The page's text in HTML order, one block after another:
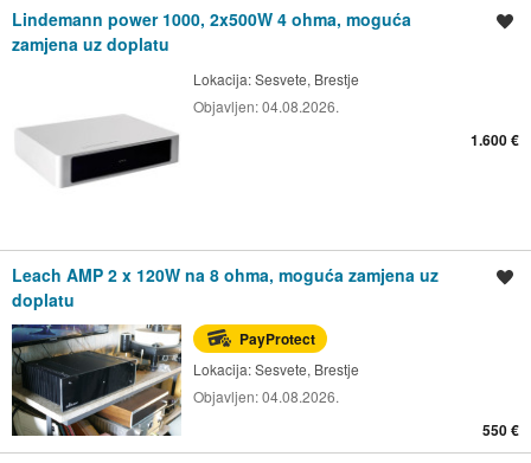
Lindemann power 1000, 2x500W 4 ohma, moguća
zamjena uz doplatu
Lokacija:Sesvete, Brestje
Objavljen:04.08.2026.
1.600 €
Leach AMP 2 x 120W na 8 ohma, moguća zamjena uz
doplatu
PayProtect
Lokacija:Sesvete, Brestje
Objavljen:04.08.2026.
550 €